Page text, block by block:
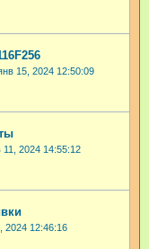
15, 2024 12:50:09
11, 2024 14:55:12
2024 12:46:16